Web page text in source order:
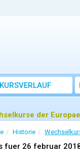
KURSVERLAUF
der
Historie
fuer 26 februar